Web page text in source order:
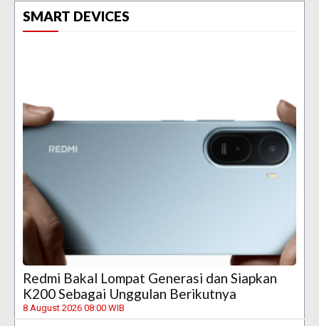
SMART DEVICES
Redmi Bakal Lompat Generasi dan Siapkan
K200 Sebagai Unggulan Berikutnya
8 August 2026 08:00 WIB